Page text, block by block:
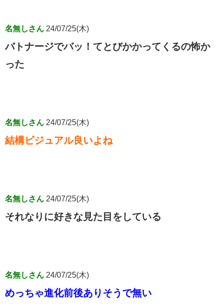
名無しさん 24/07/25(木)
バトナージでバッ！てとびかかってくるの怖か
った
名無しさん 24/07/25(木)
結構ビジュアル良いよね
名無しさん 24/07/25(木)
それなりに好きな見た目をしている
名無しさん 24/07/25(木)
めっちゃ進化前後ありそうで無い